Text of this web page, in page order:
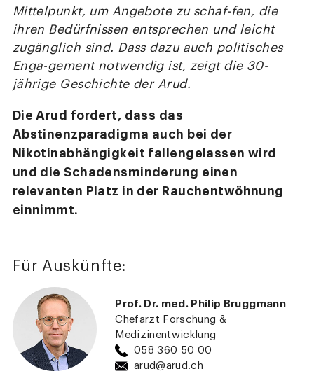
Mittelpunkt, um Angebote zu schaf-fen, die
ihren Bedürfnissen entsprechen und leicht
zugänglich sind. Dass dazu auch politisches
Enga-gement notwendig ist, zeigt die 30-
jährige Geschichte der Arud.
Die Arud fordert, dass das
Abstinenzparadigma auch bei der
Nikotinabhängigkeit fallengelassen wird
und die Schadensminderung einen
relevanten Platz in der Rauchentwöhnung
einnimmt.
Für Auskünfte:
Prof. Dr. med. Philip Bruggmann
Chefarzt Forschung &
Medizinentwicklung
058 360 50 00
arud@arud.ch